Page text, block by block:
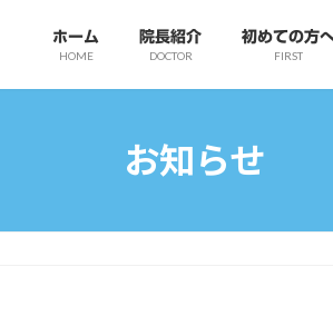
ホーム
HOME
院長紹介
DOCTOR
初めての方
FIRST
お知らせ